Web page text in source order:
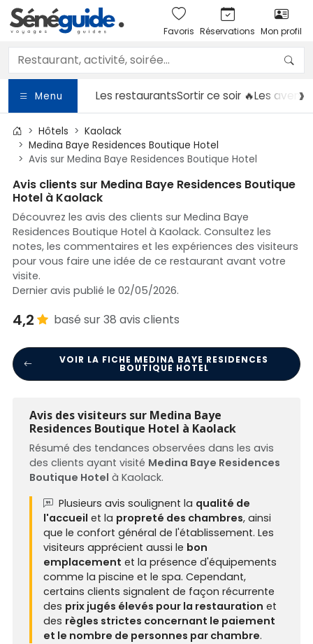
Favoris Réservations Mon profil
Menu Les restaurantsSortirce soir 🔥Les
Hôtels
Kaolack
Medina Baye Residences Boutique Hotel
Avis sur Medina Baye Residences Boutique Hotel
Avis clients sur Medina Baye Residences Boutique
Hotel à Kaolack
Découvrez les avis des clients sur Medina Baye
Residences Boutique Hotel à Kaolack. Consultez les
notes, les commentaires et les expériences des visiteurs
pour vous faire une idée de ce restaurant avant votre
visite.
Dernier avis publié le 02/05/2026.
4,2 basé sur 38 avis clients
VOIR LA FICHE MEDINA BAYE RESIDENCES
BOUTIQUE HOTEL
Avis des visiteurs sur Medina Baye
Residences Boutique Hotel à Kaolack
Résumé des tendances observées dans les avis
des clients ayant visité Medina Baye Residences
Boutique Hotel à Kaolack.
Plusieurs avis soulignent la qualité de
l'accueil et la propreté des chambres, ainsi
que le confort général de l'établissement. Les
visiteurs apprécient aussi le bon
emplacement et la présence d'équipements
comme la piscine et le spa. Cependant,
certains clients signalent de façon récurrente
des prix jugés élevés pour la restauration et
des règles strictes concernant le paiement
et le nombre de personnes par chambre.